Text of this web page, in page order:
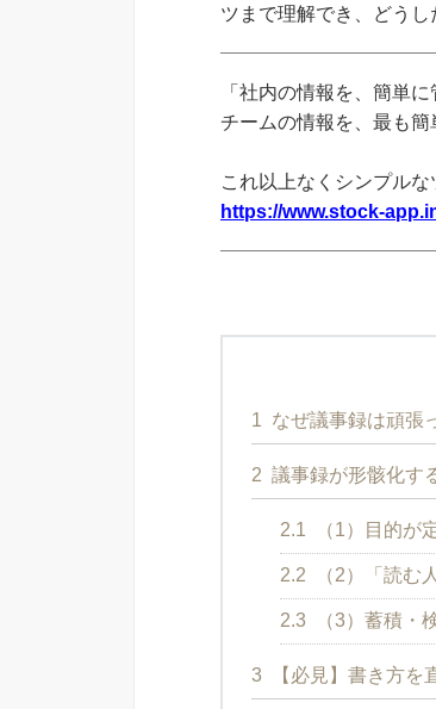
ツまで理解でき、どうし
「社内の情報を、簡単
チームの情報を、最も簡
これ以上なくシンプルな
https://www.stock-
1 なぜ議事録は頑張
2 議事録が形骸化す
2.1 （1）目的が
2.2 （2）「読む
2.3 （3）蓄積・
3 【必見】書き方を